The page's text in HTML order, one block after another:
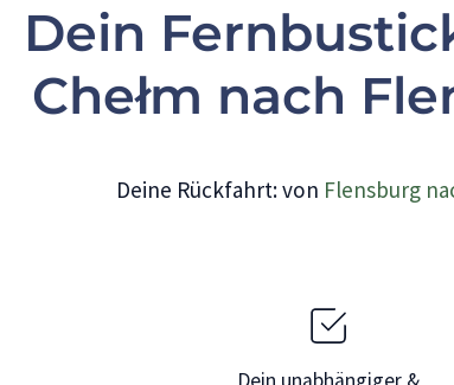
Dein
Chełm nach
Deine Rückfahrt: von Flensburg